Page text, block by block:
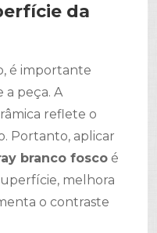
da
é importante
peça. A
reflete o
Portanto, aplicar
branco fosco é
melhora
o contraste